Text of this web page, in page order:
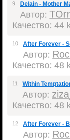
9 Delain - Mother
Автор:
Качество: 44
10 After Forever -
Автор:
Качество: 48
11 Within
Автор:
Качество: 48
12 After Forever -
Автор: